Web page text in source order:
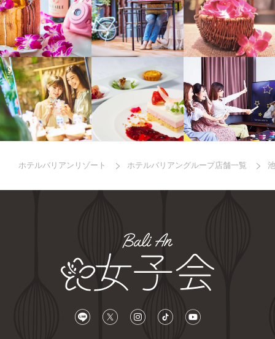
ホテルバリアンリゾート ホテルバリアングループ店舗一覧